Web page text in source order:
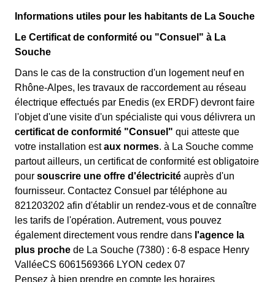
Informations utiles pour les habitants de La Souche
Le Certificat de conformité ou "Consuel" à La
Souche
Dans le cas de la construction d'un logement neuf en
Rhône-Alpes, les travaux de raccordement au réseau
électrique effectués par Enedis (ex ERDF) devront faire
l'objet d'une visite d'un spécialiste qui vous délivrera un
certificat de conformité "Consuel" qui atteste que
votre installation estaux normes. à La Souche comme
partout ailleurs, un certificat de conformité est obligatoire
pour souscrire une offre d'électricité auprès d'un
fournisseur. Contactez Consuel par téléphone au
821203202 afin d'établir un rendez-vous et de connaître
les tarifs de l'opération. Autrement, vous pouvez
également directement vous rendre dans l'agence la
plus proche de La Souche (7380) : 6-8 espace Henry
ValléeCS 6061569366 LYON cedex 07
Pensez à bien prendre en compte les horaires